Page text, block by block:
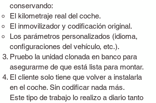
conservando:
El kilometraje real del coche.
El inmovilizador y codificación original.
Los parámetros personalizados (idioma,
configuraciones del vehículo, etc.).
Pruebo la unidad clonada en banco para
asegurarme de que está lista para montar.
El cliente solo tiene que volver a instalarla
en el coche. Sin codificar nada más.
Este tipo de trabajo lo realizo a diario tanto